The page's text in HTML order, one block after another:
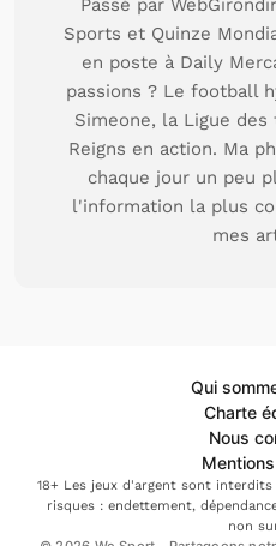
Passé par
Sports et Quinze
en poste à Daily
passions ? Le football
Simeone, la Ligue
Reigns en action. Ma
chaque jour un peu
l'information la plus
mes
Qui
Charte
Nous
18+ Les jeux d'argent sont
risques : endettement,
non